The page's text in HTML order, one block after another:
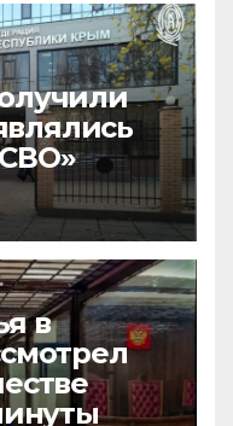
в